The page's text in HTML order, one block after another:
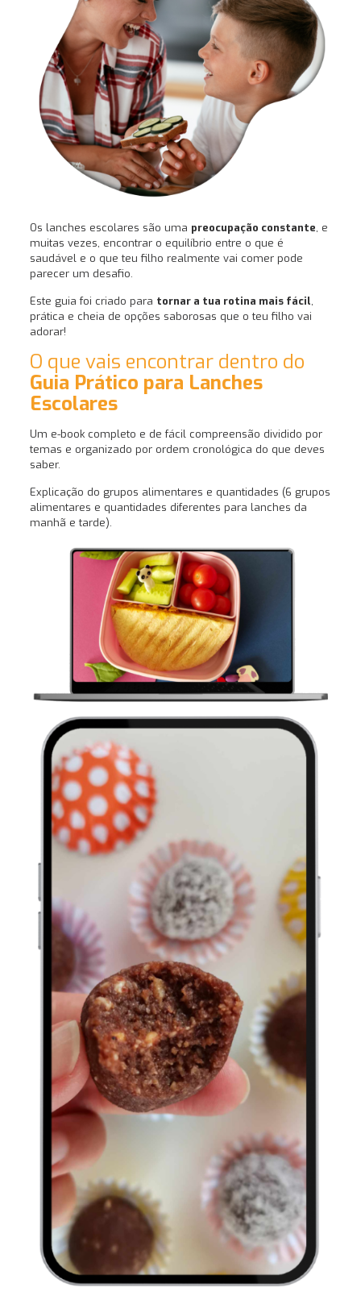
Os lanches escolares são uma preocupação constante, e
muitas vezes, encontrar o equilíbrio entre o que é
saudável e o que teu filho realmente vai comer pode
parecer um desafio.
Este guia foi criado para tornar a tua rotina mais fácil,
prática e cheia de opções saborosas que o teu filho vai
adorar!
O que vais encontrar dentro do
Guia Prático para Lanches
Escolares
Um e-book completo e de fácil compreensão dividido por
temas e organizado por ordem cronológica do que deves
saber.
Explicação do grupos alimentares e quantidades (6 grupos
alimentares e quantidades diferentes para lanches da
manhã e tarde).